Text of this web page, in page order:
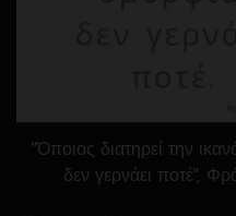
"Όποιος διατηρεί την
δεν γερνάει ποτέ",